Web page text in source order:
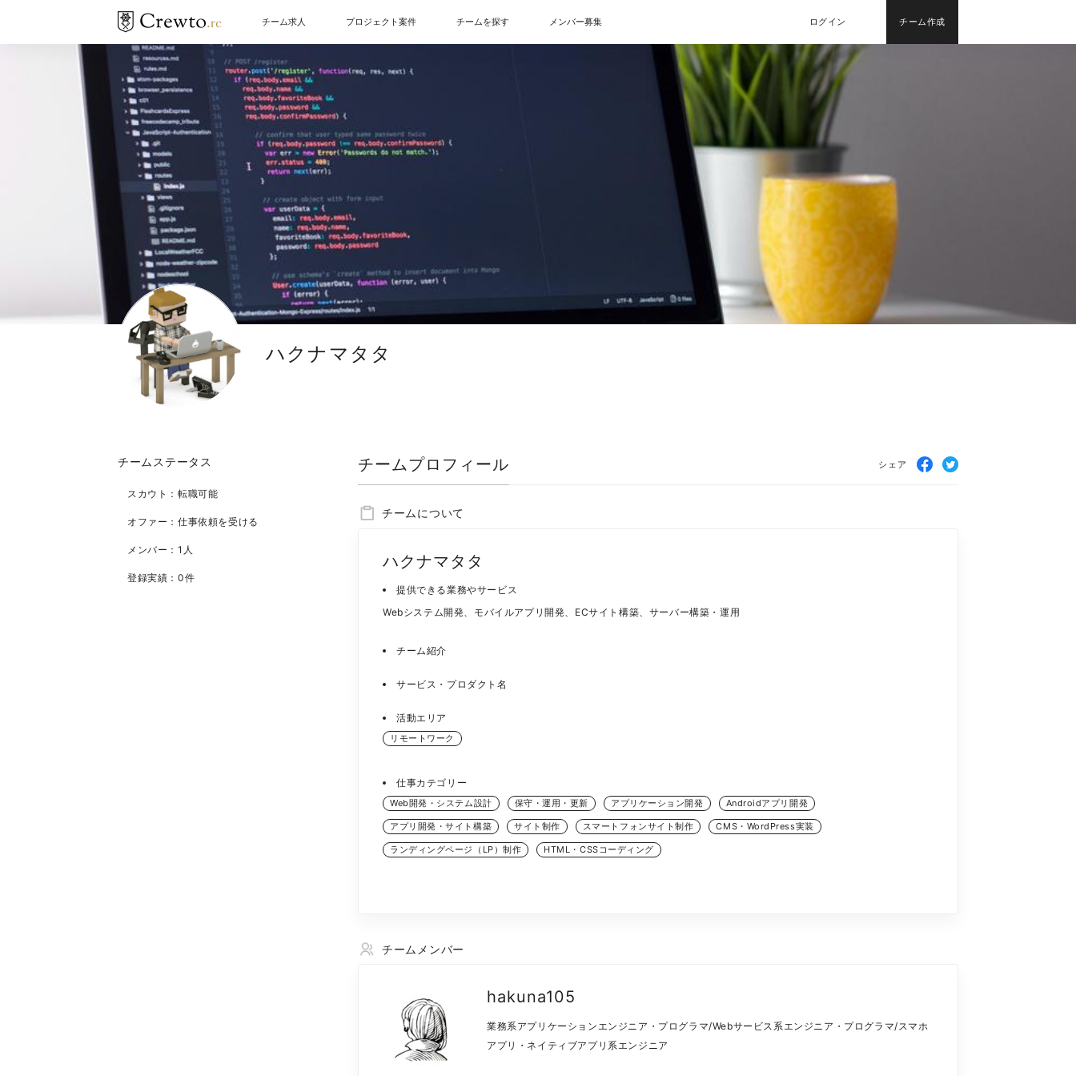
チーム求人 プロジェクト案件 チームを探す メンバー募集 ログイン チーム作成
ハクナマタタ
チームステータス
スカウト：転職可能
オファー：仕事依頼を受ける
メンバー：1人
登録実績：0件
チームプロフィール シェア
チームについて
ハクナマタタ
提供できる業務やサービス
Webシステム開発、モバイルアプリ開発、ECサイト構築、サーバー構築・運用
チーム紹介
サービス・プロダクト名
活動エリア
リモートワーク
仕事カテゴリー
Web開発・システム設計 保守・運用・更新 アプリケーション開発 Androidアプリ開発
アプリ開発・サイト構築 サイト制作 スマートフォンサイト制作 CMS・WordPress実装
ランディングページ（LP）制作 HTML・CSSコーディング
チームメンバー
hakuna105
業務系アプリケーションエンジニア・プログラマ/Webサービス系エンジニア・プログラマ/スマホ
アプリ・ネイティブアプリ系エンジニア